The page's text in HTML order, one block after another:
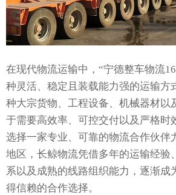
在现代物流运输中，“宁德整车物流
种灵活、稳定且装载能力强的运输方
种大宗货物、工程设备、机械器材以
于需要高效率、可控交付以及严格时
选择一家专业、可靠的物流合作伙伴
地区，长鲸物流凭借多年的运输经验
系以及成熟的线路组织能力，逐渐成
得信赖的合作选择。